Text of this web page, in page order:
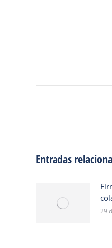
entradas
Entradas
29